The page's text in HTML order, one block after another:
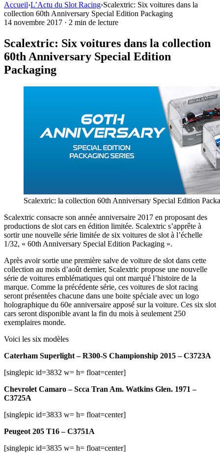
Accueil›L’Actu du Slot Racing›Scalextric: Six voitures dans la
collection 60th Anniversary Special Edition Packaging
14 novembre 2017 · 2 min de lecture
Scalextric: Six voitures dans la collection
60th Anniversary Special Edition
Packaging
Scalextric: la collection 60th Anniversary Special Edition
Scalextric consacre son année anniversaire 2017 en proposant des
productions de slot cars en édition limitée. Scalextric s’apprête à
sortir une nouvelle série limitée de six voitures de slot à l’échelle
1/32, « 60th Anniversary Special Edition Packaging ».
Après avoir sortie une première salve de voiture de slot dans cette
collection au mois d’août dernier, Scalextric propose une nouvelle
série de voitures emblématiques qui ont marqué l’histoire de la
marque. Comme la précédente série, ces voitures de slot racing
seront présentées chacune dans une boite spéciale avec un logo
holographique du 60e anniversaire apposé sur la voiture. Ces six slot
cars seront disponible avant la fin du mois à seulement 250
exemplaires monde.
Voici les six modèles
Caterham Superlight – R300-S Championship 2015 – C3723A
[singlepic id=3832 w= h= float=center]
Chevrolet Camaro – Scca Tran Am. Watkins Glen. 1971 –
C3725A
[singlepic id=3833 w= h= float=center]
Peugeot 205 T16 – C3751A
[singlepic id=3835 w= h= float=center]